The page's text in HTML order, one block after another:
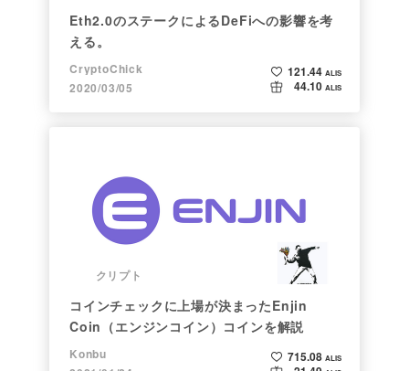
Eth2.0のステークによるDeFiへの影響を考
える。
CryptoChick
2020/03/05
121.44 ALIS
44.10 ALIS
クリプト
コインチェックに上場が決まったEnjin
Coin（エンジンコイン）コインを解説
Konbu
715.08 ALIS